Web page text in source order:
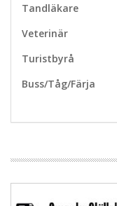
Tandläkare
Veterinär
Turistbyrå
Buss/Tåg/Färja